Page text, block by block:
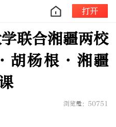
打开
联合湘疆两校
胡杨根・湘疆
浏览量：50751